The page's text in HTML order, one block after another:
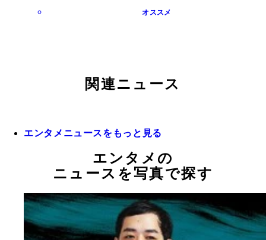
オススメ
関連ニュース
エンタメニュースをもっと見る
エンタメの
ニュースを写真で探す